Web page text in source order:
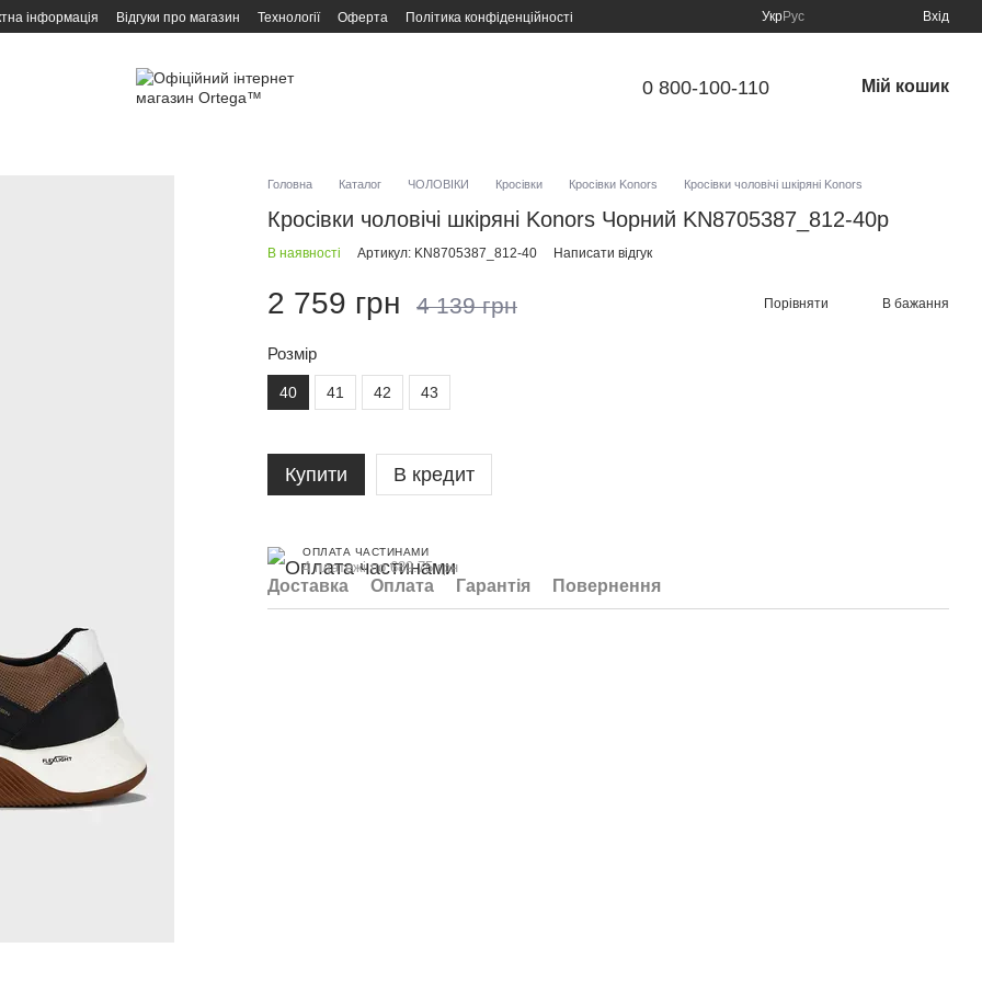
інформація Відгуки про магазин Технології Оферта Політика конфіденційності УкрРус Вхід
0 800-100-110 Мій кошик
Головна Каталог ЧОЛОВІКИ Кросівки Кросівки Konors Кросівки чоловічі шкіряні Konors
Кросівки чоловічі шкіряні Konors Чорний KN8705387_812-40р
В наявності Артикул: KN8705387_812-40 Написати відгук
2 759 грн 4 139 грн Порівняти В бажання
Розмір
40 41 42 43
Купити В кредит
ОПЛАТА ЧАСТИНАМИ
4 платежі по 689.75 грн
Доставка Оплата Гарантія Повернення